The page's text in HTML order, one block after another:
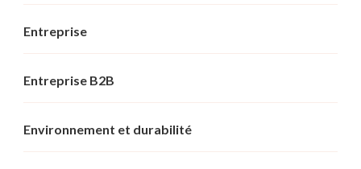
Entreprise
Entreprise B2B
Environnement et durabilité